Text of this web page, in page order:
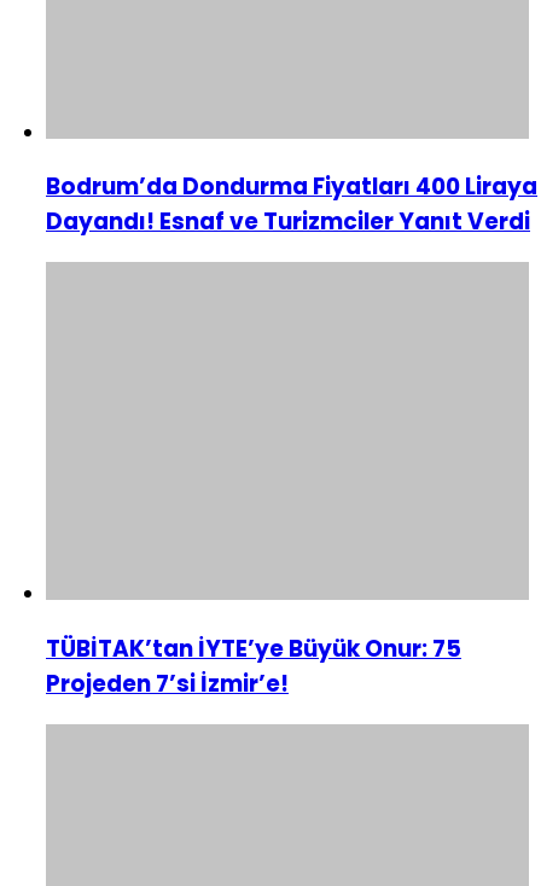
Bodrum’da Dondurma Fiyatları 400 Liraya
Dayandı! Esnaf ve Turizmciler Yanıt Verdi
TÜBİTAK’tan İYTE’ye Büyük Onur: 75
Projeden 7’si İzmir’e!